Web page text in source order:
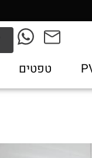
טפטים